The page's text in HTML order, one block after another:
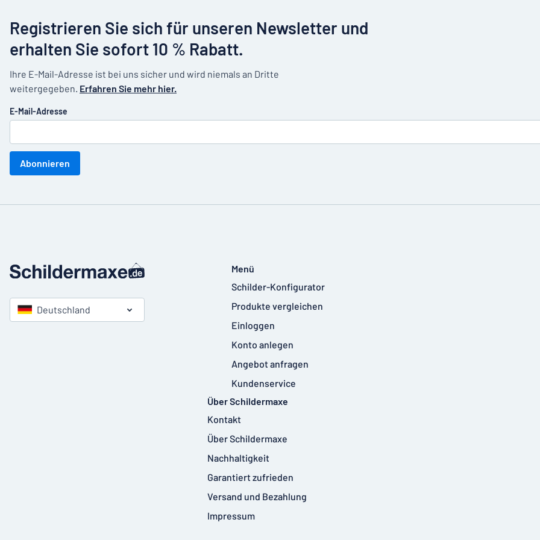
Registrieren Sie sich für unseren Newsletter und
erhalten Sie sofort 10 % Rabatt.
Ihre E-Mail-Adresse ist bei uns sicher und wird niemals an Dritte
weitergegeben. Erfahren Sie mehr hier.
E-Mail-Adresse
Abonnieren
Deutschland
Menü
Schilder-Konfigurator
Produkte vergleichen
Einloggen
Konto anlegen
Angebot anfragen
Kundenservice
Über Schildermaxe
Kontakt
Über Schildermaxe
Nachhaltigkeit
Garantiert zufrieden
Versand und Bezahlung
Impressum